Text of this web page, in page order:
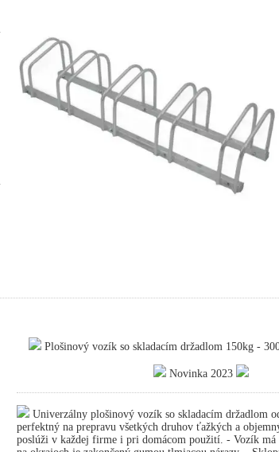
Plošinový vozík so skladacím držadlom 150kg -
Novinka 2023
Univerzálny plošinový vozík so skladacím držadlom
perfektný na prepravu všetkých druhov ťažkých a
poslúži v každej firme i pri domácom použití. - Vozík